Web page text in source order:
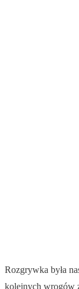
Rozgrywka była
kolejnych wrogów